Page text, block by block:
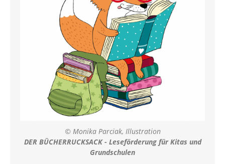
© Monika Parciak, Illustration
DER BÜCHERRUCKSACK - Leseförderung für Kitas und
Grundschulen